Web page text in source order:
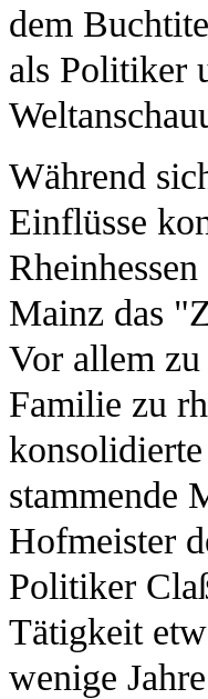
dem
als Politiker
Während
Einflüsse
Mainz das
Vor allem
Familie zu
stammende
Hofmeister
Politiker
Tätigkeit
wenige